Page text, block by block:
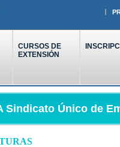
CURSOS DE
EXTENSIÓN
Sindicato Único de